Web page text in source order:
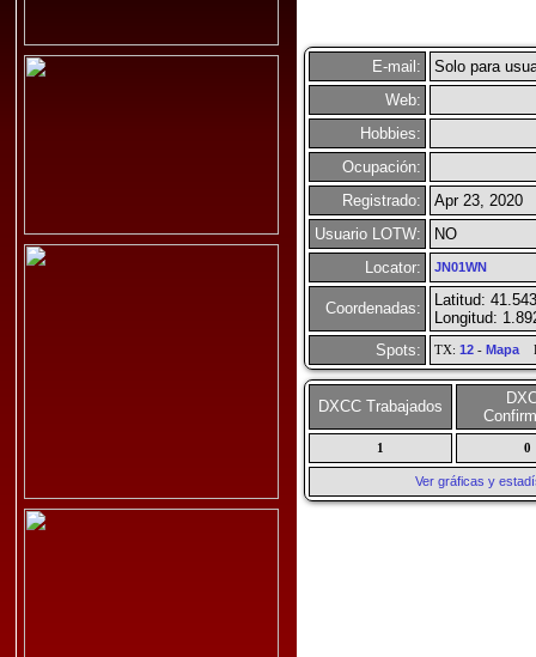
E-mail:
Solo para
Web:
Hobbies:
Ocupación:
Registrado:
Apr 23, 2020
Usuario LOTW:
NO
Locator:
JN01WN
Coordenadas:
Latitud:
Longitud:
Spots:
TX: 12- Mapa
DXCC Trabajados
1 0
Ver gráficas y